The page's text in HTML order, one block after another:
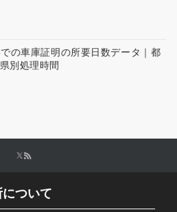
の車庫証明の所要日数データ｜都
別処理時間
ついて